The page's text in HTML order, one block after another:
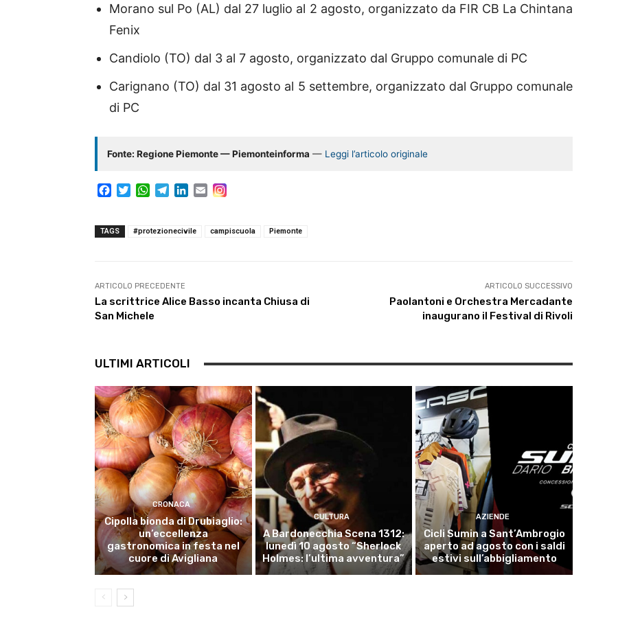
Morano sul Po (AL) dal 27 luglio al 2 agosto, organizzato da FIR CB La Chintana
Fenix
Candiolo (TO) dal 3 al 7 agosto, organizzato dal Gruppo comunale di PC
Carignano (TO) dal 31 agosto al 5 settembre, organizzato dal Gruppo comunale
di PC
Fonte: Regione Piemonte — Piemonteinforma — Leggi l’articolo originale
e
k
t
W
t
p
e
m
k
E
TAGS #protezionecivile campiscuola Piemonte
ARTICOLO PRECEDENTE
La scrittrice Alice Basso incanta Chiusa di
San Michele
ARTICOLO SUCCESSIVO
Paolantoni e Orchestra Mercadante
inaugurano il Festival di Rivoli
ULTIMI ARTICOLI
CRONACA
Cipolla bionda di Drubiaglio:
un’eccellenza
gastronomica in festa nel
cuore di Avigliana
CULTURA
A Bardonecchia Scena 1312:
lunedì 10 agosto “Sherlock
Holmes: l’ultima avventura”
AZIENDE
Cicli Sumin a Sant’Ambrogio
aperto ad agosto con i saldi
estivi sull’abbigliamento